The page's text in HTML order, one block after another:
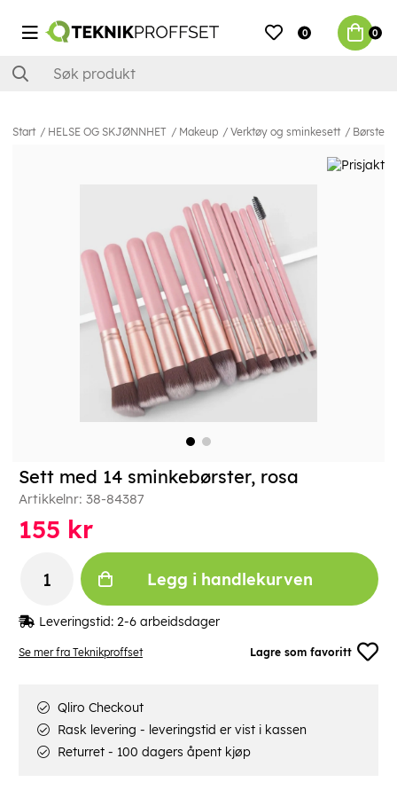
0 0
Start HELSE OG SKJØNNHET Makeup Verktøy og sminkesett Børster
Se mer fra Teknikproffset Lagre som favoritt
Sett med 14 sminkebørster, rosa
Artikkelnr: 38-84387
155 kr
Legg i handlekurven
Leveringstid: 2-6 arbeidsdager
Qliro Checkout
Rask levering - leveringstid er vist i kassen
Returret - 100 dagers åpent kjøp